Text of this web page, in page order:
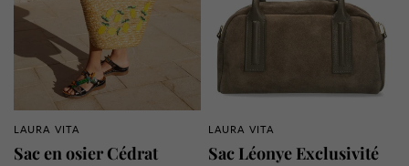
APERÇU RAPIDE
LAURA VITA
Sac en osier Cédrat
APERÇU RAPIDE
LAURA VITA
Sac Léonye Exclusivité